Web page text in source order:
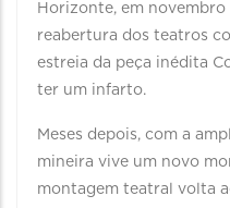
Horizonte, em
reabertura dos teatros
estreia da peça inédita
ter um infarto.
Meses depois, com a
mineira vive um novo
montagem teatral volta